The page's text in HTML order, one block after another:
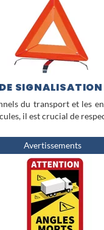
du transport et les
il est crucial de
Avertissements